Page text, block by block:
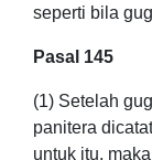
seperti bila
Pasal 145
(1) Setelah
panitera
untuk itu,